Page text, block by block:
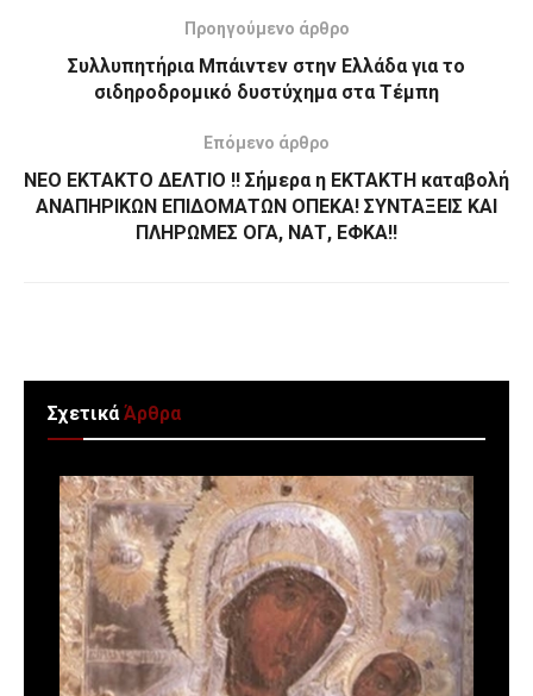
Προηγούμενο άρθρο
Συλλυπητήρια Μπάιντεν στην Ελλάδα για το
σιδηροδρομικό δυστύχημα στα Τέμπη
Επόμενο άρθρο
ΝΕΟ ΕΚΤΑΚΤΟ ΔΕΛΤΙΟ !! Σήμερα η ΕΚΤΑΚΤΗ καταβολή
ΑΝΑΠΗΡΙΚΩΝ ΕΠΙΔΟΜΑΤΩΝ ΟΠΕΚΑ! ΣΥΝΤΑΞΕΙΣ ΚΑΙ
ΠΛΗΡΩΜΕΣ ΟΓΑ, ΝΑΤ, ΕΦΚΑ!!
ΣχετικάΆρθρα